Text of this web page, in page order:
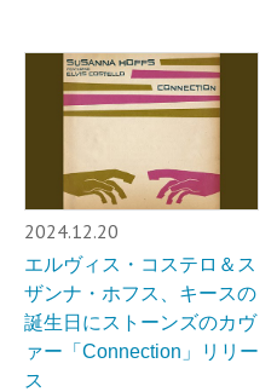
2024.12.20
エルヴィス・コステロ＆ス
ザンナ・ホフス、キースの
誕生日にストーンズのカヴ
ァー「Connection」リリー
ス